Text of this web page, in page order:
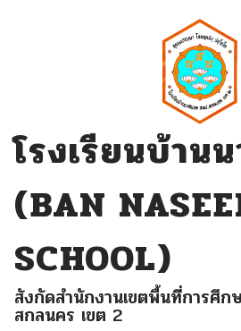
โรงเรียนบ้าน
(BAN
SCHOOL)
สังกัดสำนักงานเขตพื้นที่การศึก
สกลนคร เขต 2